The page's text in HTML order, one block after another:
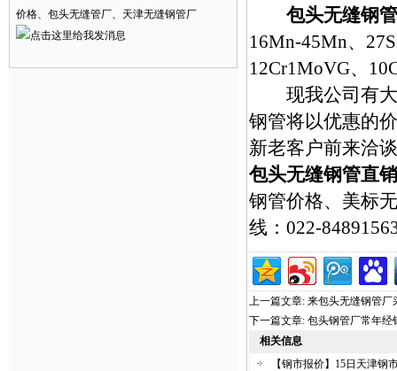
价格、包头无缝管厂、天津无缝钢管厂
包头无缝钢
16Mn-45Mn、
12Cr1MoVG、
现我公司有大
钢管将以优惠的
新老客户前来洽
包头无缝钢管直
钢管价格、美标
线：022-
上一篇文章: 来包头无缝钢管厂
下一篇文章: 包头钢管厂常年经
相关信息
【钢市报价】15日天津钢